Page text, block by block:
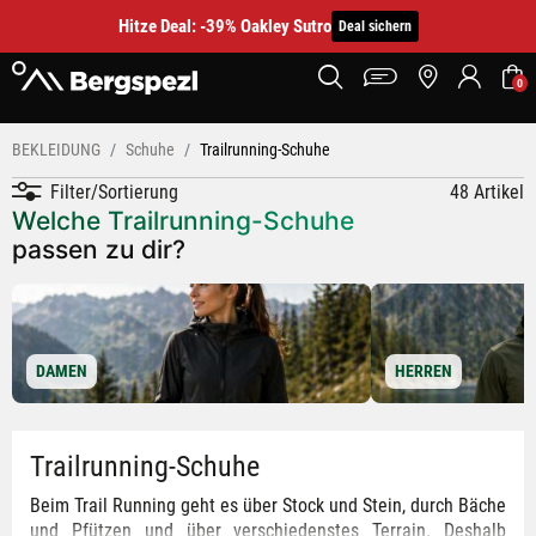
Hitze Deal: -39% Oakley Sutro Deal sichern
0
BEKLEIDUNG Schuhe Trailrunning-Schuhe
Filter/Sortierung 48 Artikel
Trailrunning-Schuhe
Beim Trail Running geht es über Stock und Stein, durch Bäche
und Pfützen und über verschiedenstes Terrain. Deshalb
Welche Trailrunning-Schuhe
passen zu dir?
DAMEN HERREN